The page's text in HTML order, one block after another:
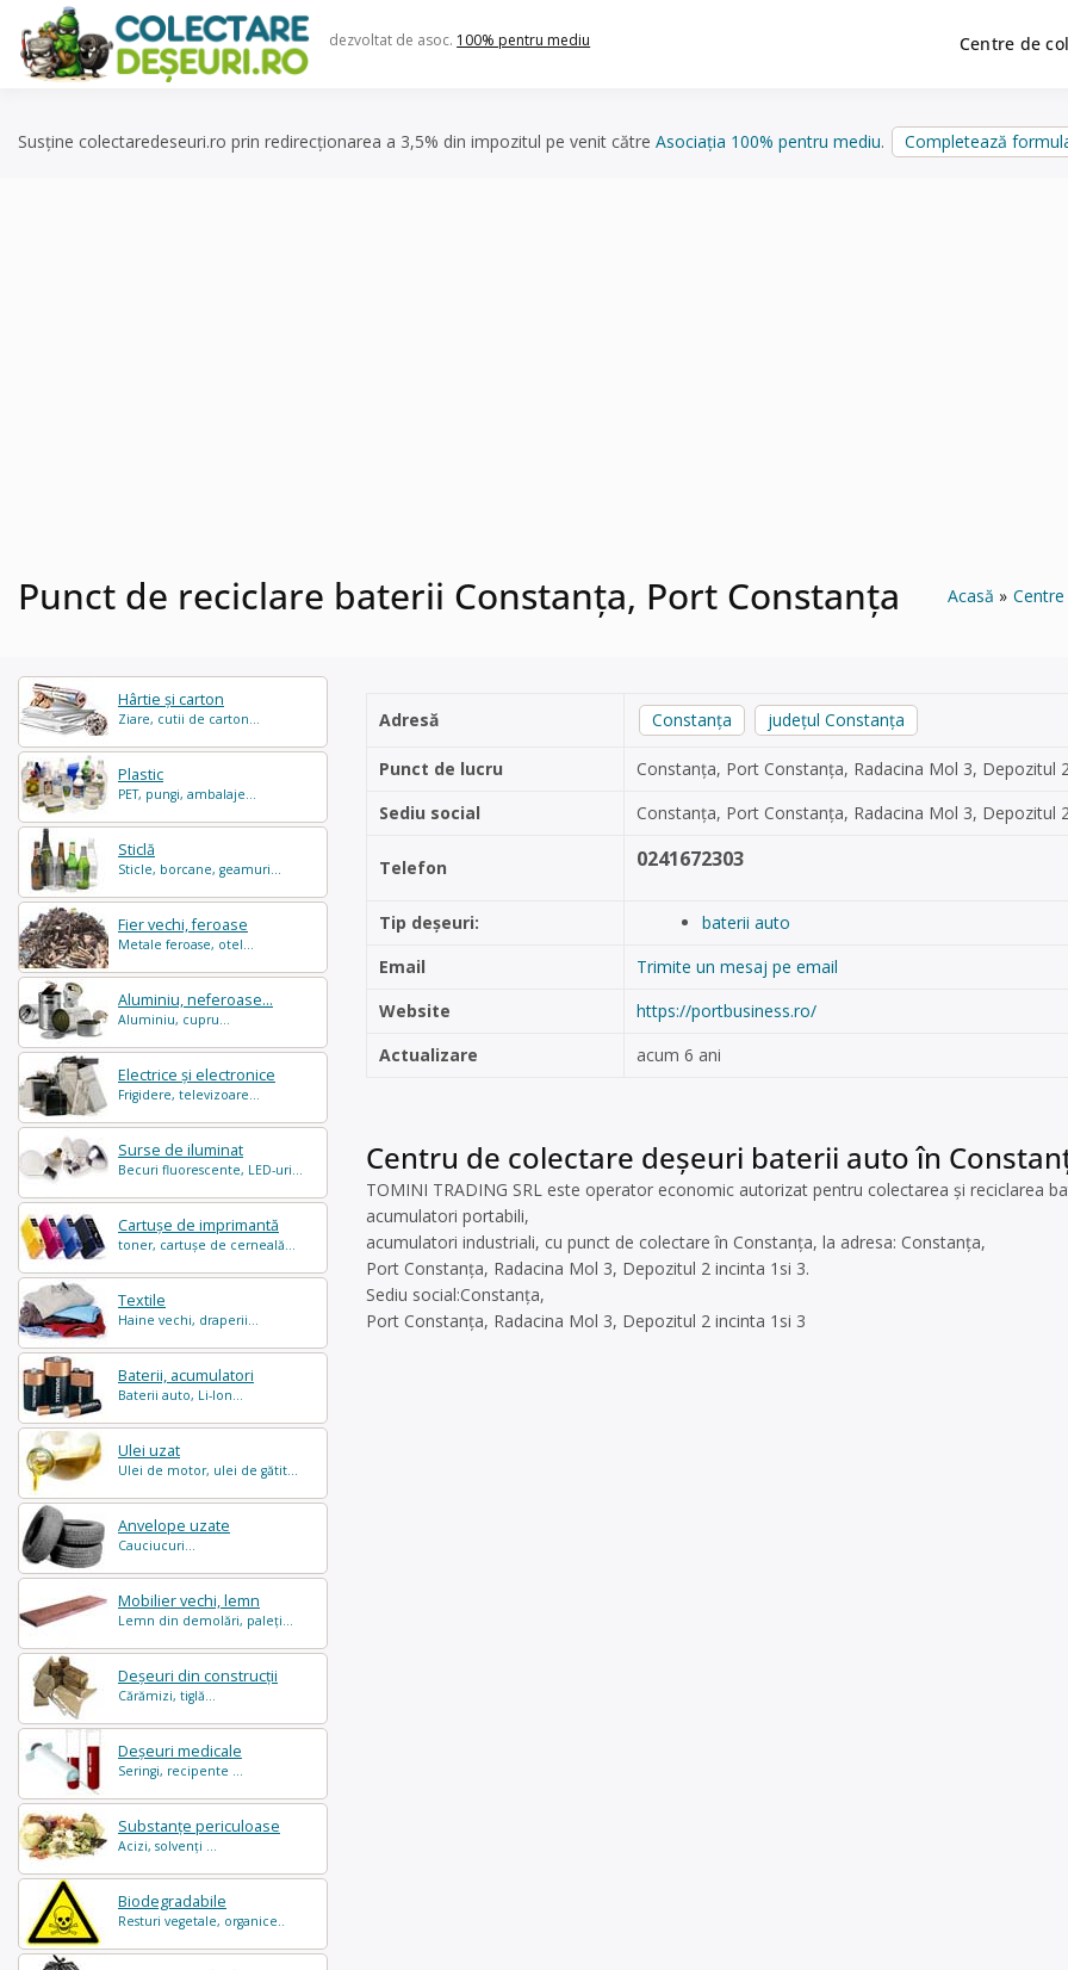
content
dezvoltat de asoc. 100% pentru mediu Centre de
Susține colectaredeseuri.ro prin redirecționarea a 3,5% din impozitul pe venit către Asociația 100% pentru mediu. Completează
Punct de reciclare baterii Constanța, Port Constanța Acasă
Hârtie și carton
Ziare, cutii de carton...
Plastic
PET, pungi, ambalaje...
Sticlă
Sticle, borcane, geamuri...
Fier vechi, feroase
Metale feroase, otel...
Aluminiu, neferoase...
Aluminiu, cupru...
Electrice și electronice
Frigidere, televizoare...
Surse de iluminat
Becuri fluorescente, LED-uri...
Cartușe de imprimantă
toner, cartușe de cerneală...
Textile
Haine vechi, draperii...
Baterii, acumulatori
Baterii auto, Li-Ion...
Ulei uzat
Ulei de motor, ulei de gătit...
Anvelope uzate
Cauciucuri...
Mobilier vechi, lemn
Lemn din demolări, paleți...
Deșeuri din construcții
Cărămizi, tiglă...
Deșeuri medicale
Seringi, recipente ...
Substanțe periculoase
Acizi, solvenți ...
Biodegradabile
Resturi vegetale, organice..
Adresă Constanța județul Constanța
Punct de lucru
Constanța, Port Constanța, Radacina Mol 3, Depozitul
Sediu social
Constanța, Port Constanța, Radacina Mol 3, Depozitul
Telefon 0241672303
Tip deșeuri:
baterii auto
Email
Trimite un mesaj pe email
Website
https://portbusiness.ro/
Actualizare
acum 6 ani
Centru de colectare deșeuri baterii auto în
TOMINI TRADING SRL este operator economic autorizat pentru colectarea și reciclarea
acumulatori portabili,
acumulatori industriali, cu punct de colectare în Constanța, la adresa: Constanța,
Port Constanța, Radacina Mol 3, Depozitul 2 incinta 1si 3.
Sediu social:Constanța,
Port Constanța, Radacina Mol 3, Depozitul 2 incinta 1si 3